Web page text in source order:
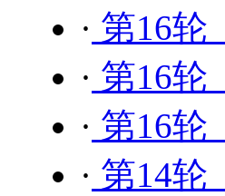
· 第16
· 第16
· 第16轮
· 第14轮